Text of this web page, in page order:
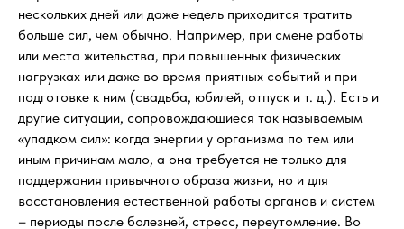
нескольких дней или даже недель приходится тратить
больше сил, чем обычно. Например, при смене работы
или места жительства, при повышенных физических
нагрузках или даже во время приятных событий и при
подготовке к ним (свадьба, юбилей, отпуск и т. д.). Есть и
другие ситуации, сопровождающиеся так называемым
«упадком сил»: когда энергии у организма по тем или
иным причинам мало, а она требуется не только для
поддержания привычного образа жизни, но и для
восстановления естественной работы органов и систем
– периоды после болезней, стресс, переутомление. Во